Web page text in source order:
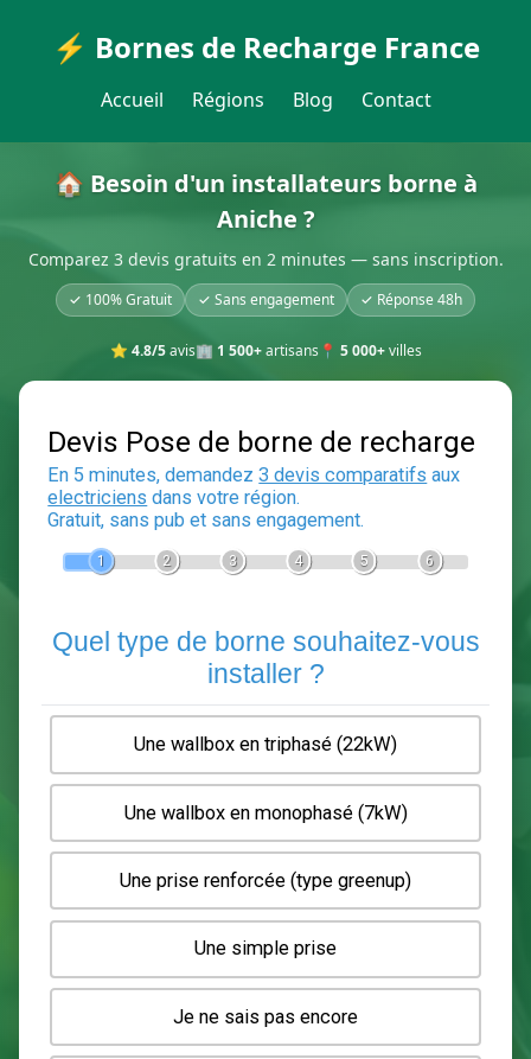
⚡ Bornes de Recharge France
Accueil Régions Blog Contact
🏠 Besoin d'un installateurs borne à
Aniche ?
Comparez 3 devis gratuits en 2 minutes — sans inscription.
✓ 100% Gratuit ✓ Sans engagement ✓ Réponse 48h
⭐ 4.8/5avis🏢 1 500+artisans 📍 5 000+villes
Devis Pose de borne de
En 5 minutes, demandez3 devis comparatifs
Gratuit, sans pub et sans engagement.
2 3 6
Quel type de borne souhaitez-
installer ?
Une wallbox en triphasé (22kW)
Une wallbox en monophasé (7kW)